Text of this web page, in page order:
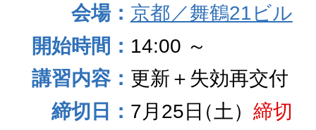
京都／舞鶴21ビル
14:00 ～
更新＋失効再交付
7月25日（土） 締切